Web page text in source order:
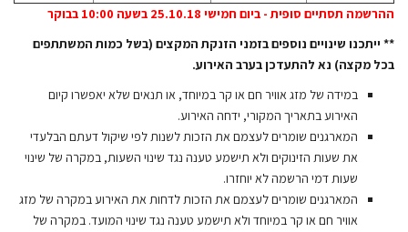
ההרשמה תסתיים סופית - ביום חמישי 25.10.18 בשעה 10:00 בבוקר
** ייתכנו שינויים נוספים בזמני הזנקת המקצים (בשל כמות המשתתפים
בכל מקצה) נא להתעדכן בערב האירוע.
במידה של מזג אוויר חם או קר במיוחד, או תנאים שלא יאפשרו קיום
האירוע בתאריך המקורי, ידחה האירוע.
המארגנים שומרים לעצמם את הזכות לשנות לפי שיקול דעתם הבלעדי
את שעות הזינוקים ולא תישמע טענה נגד שינוי השעות, במקרה של שינוי
שעות דמי הרשמה לא יוחזרו.
המארגנים שומרים לעצמם את הזכות לדחות את האירוע במקרה של מזג
אוויר חם או קר במיוחד ולא תישמע טענה נגד שינוי המועד. במקרה של